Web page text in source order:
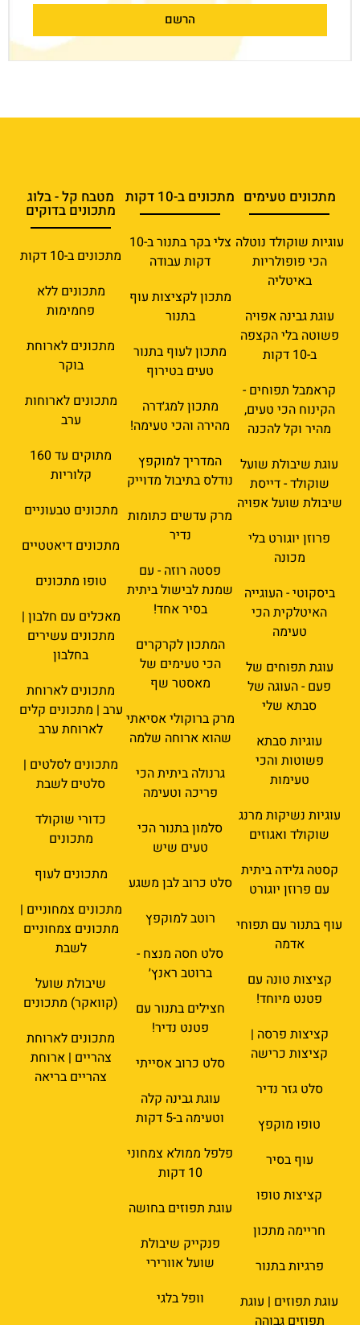
הרשם
מתכונים טעימים
עוגיות שוקולד נוטלה
הכי פופולריות
באיטליה
עוגת גבינה אפויה
פשוטה בלי הקצפה
ב-10 דקות
קראמבל תפוחים -
הקינוח הכי טעים,
מהיר וקל להכנה
עוגת שיבולת שועל
שוקולד - דייסת
שיבולת שועל אפויה
פרוזן יוגורט בלי
מכונה
ביסקוטי - העוגייה
האיטלקית הכי
טעימה
עוגת תפוחים של
פעם - העוגה של
סבתא שלי
עוגיות סבתא
פשוטות והכי
טעימות
עוגיות נשיקות מרנג
שוקולד ואגוזים
קסטה גלידה ביתית
עם פרוזן יוגורט
עוף בתנור עם תפוחי
אדמה
קציצות טונה עם
פטנט מיוחד!
קציצות פרסה |
קציצות כרישה
סלט גזר נדיר
טופו מוקפץ
עוף בסיר
קציצות טופו
חריימה מתכון
פרגיות בתנור
עוגת תפוזים | עוגת
תפוזים גבוהה
מתכונים ב-10 דקות
צלי בקר בתנור ב-10
דקות עבודה
מתכון לקציצות עוף
בתנור
מתכון לעוף בתנור
טעים בטירוף
מתכון למג׳דרה
מהירה והכי טעימה!
המדריך למוקפץ
נודלס בתיבול מדוייק
מרק עדשים כתומות
נדיר
פסטה רוזה - עם
שמנת לבישול ביתית
בסיר אחד!
המתכון לקרקרים
הכי טעימים של
מאסטר שף
מרק ברוקולי אסיאתי
שהוא ארוחה שלמה
גרנולה ביתית הכי
פריכה וטעימה
סלמון בתנור הכי
טעים שיש
סלט כרוב לבן משגע
רוטב למוקפץ
סלט חסה מנצח -
ברוטב ראנץ׳
חצילים בתנור עם
פטנט נדיר!
סלט כרוב אסייתי
עוגת גבינה קלה
וטעימה ב-5 דקות
פלפל ממולא צמחוני
10 דקות
עוגת תפוזים בחושה
פנקייק שיבולת
שועל אוורירי
וופל בלגי
מטבח קל - בלוג
מתכונים בדוקים
מתכונים ב-10 דקות
מתכונים ללא
פחמימות
מתכונים לארוחת
בוקר
מתכונים לארוחות
ערב
מתוקים עד 160
קלוריות
מתכונים טבעוניים
מתכונים דיאטטיים
טופו מתכונים
מאכלים עם חלבון |
מתכונים עשירים
בחלבון
מתכונים לארוחת
ערב | מתכונים קלים
לארוחת ערב
מתכונים לסלטים |
סלטים לשבת
כדורי שוקולד
מתכונים
מתכונים לעוף
מתכונים צמחוניים |
מתכונים צמחוניים
לשבת
שיבולת שועל
(קוואקר) מתכונים
מתכונים לארוחת
צהריים | ארוחת
צהריים בריאה